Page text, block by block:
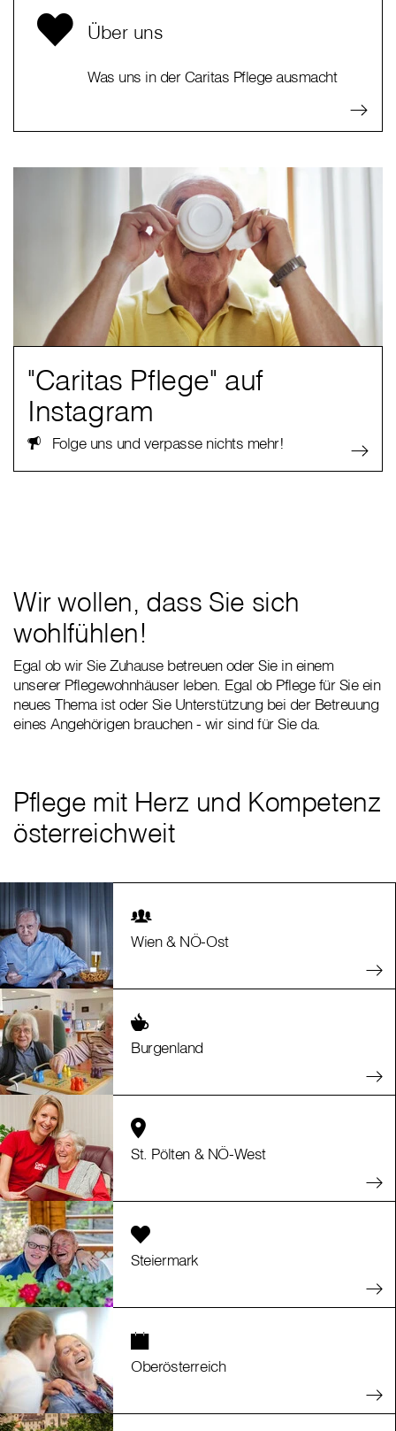
Über uns
Was uns in der Caritas Pflege ausmacht
"Caritas Pflege" auf
Instagram
Folge uns und verpasse nichts mehr!
Wir wollen, dass Sie sich
wohlfühlen!
Egal ob wir Sie Zuhause betreuen oder Sie in einem
unserer Pflegewohnhäuser leben. Egal ob Pflege für Sie ein
neues Thema ist oder Sie Unterstützung bei der Betreuung
eines Angehörigen brauchen - wir sind für Sie da.
Pflege mit Herz und Kompetenz
österreichweit
Wien & NÖ-Ost
Burgenland
St. Pölten & NÖ-West
Steiermark
Oberösterreich